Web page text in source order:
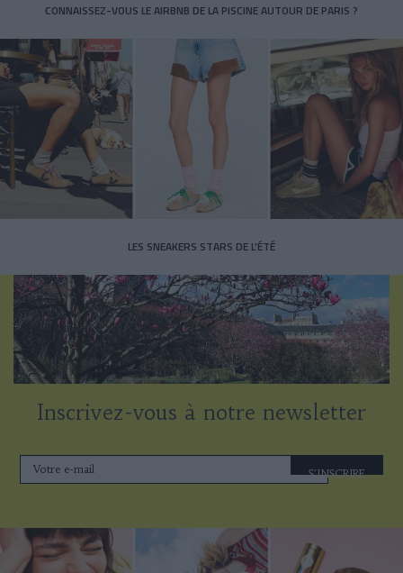
CONNAISSEZ-VOUS LE AIRBNB DE LA PISCINE AUTOUR DE PARIS ?
LES SNEAKERS STARS DE L’ÉTÉ
Inscrivez-vous à notre newsletter
S'INSCRIRE